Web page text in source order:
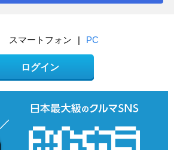
スマートフォン | PC
ログイン